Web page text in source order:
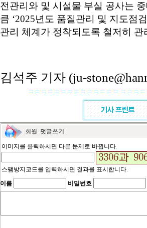
전관리와 및 시설물 부실 공사는
큼 ‘2025년도 품질관리 및 지도점
관리 체계가 정착되도록 철저히
김석주 기자 (ju-
이미지를 클릭하시면 다른 문제로 바뀝니다.
스팸방지코드를 입력하시면 결과를 표시합니다.
이름
비밀번호